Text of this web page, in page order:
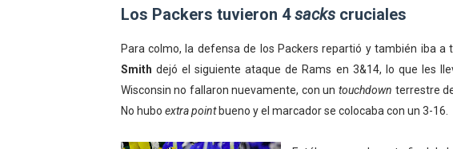
Los Packers tuvieron 4sackscruciales
Para colmo, la defensa de los Packers repartió y también iba a
Smith dejó el siguiente ataque de Rams en 3&14, lo que les
Wisconsin no fallaron nuevamente, con un touchdown terrestre
No hubo extra pointbueno y el marcador se colocaba con un 3-16.